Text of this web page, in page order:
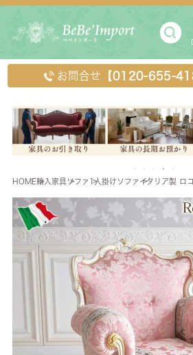
お問合せ 【0120-655-
HOME輸入家具 ソファ 1人掛けソファ イタリア製 ロ